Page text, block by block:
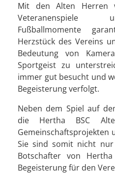
Mit den Alten Herren
Veteranenspiele
Fußballmomente
Herzstück des Vereins
Bedeutung von
Sportgeist zu
immer gut besucht und
Begeisterung verfolgt.
Neben dem Spiel auf
die Hertha BSC
Gemeinschaftsprojekten
Sie sind somit nicht
Botschafter von
Begeisterung für den